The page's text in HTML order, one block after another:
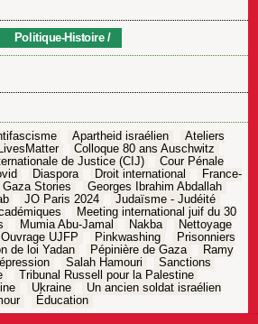
Politique-Histoire
Apartheid israélien
Ateliers
Colloque 80 ans Auschwitz
de Justice (CIJ)
Cour Pénale
Diaspora Droit international
France-
Gaza Stories
Georges Ibrahim Abdallah
JO Paris 2024
Judaïsme - Judéité
Meeting international juif du 30
Mumia Abu-Jamal Nakba
Nettoyage
Ouvrage UJFP Pinkwashing
Prisonniers
de loi Yadan Pépinière de Gaza
Ramy
Salah Hamouri
Sanctions
Tribunal Russell pour la Palestine
Ukraine
Un ancien soldat israélien
Éducation